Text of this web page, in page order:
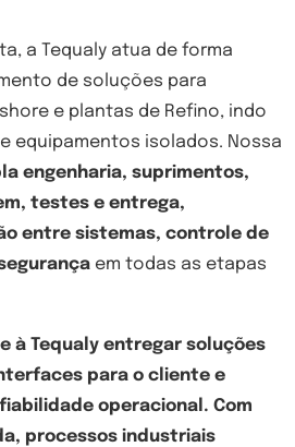
a Tequaly atua de forma
de soluções para
e plantas de Refino, indo
equipamentos isolados. Nossa
engenharia, suprimentos,
testes e entrega,
entre sistemas, controle de
em todas as etapas
à Tequaly entregar soluções
para o cliente e
operacional. Com
processos industriais